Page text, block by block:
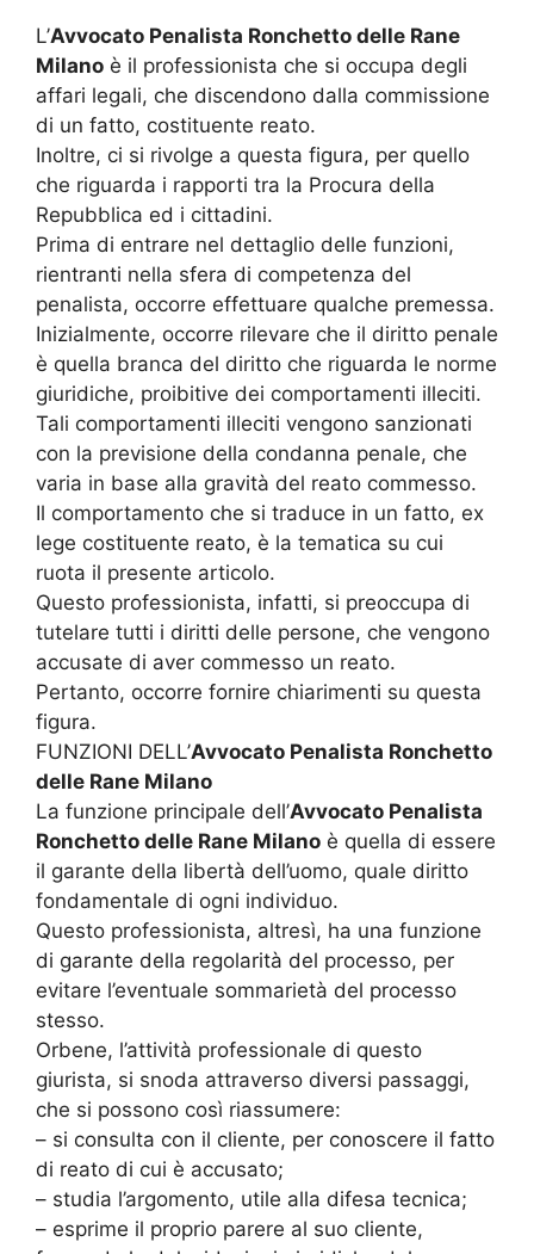
L’Avvocato Penalista Ronchetto delle Rane
Milano è il professionista che si occupa degli
affari legali, che discendono dalla commissione
di un fatto, costituente reato.
Inoltre, ci si rivolge a questa figura, per quello
che riguarda i rapporti tra la Procura della
Repubblica ed i cittadini.
Prima di entrare nel dettaglio delle funzioni,
rientranti nella sfera di competenza del
penalista, occorre effettuare qualche premessa.
Inizialmente, occorre rilevare che il diritto penale
è quella branca del diritto che riguarda le norme
giuridiche, proibitive dei comportamenti illeciti.
Tali comportamenti illeciti vengono sanzionati
con la previsione della condanna penale, che
varia in base alla gravità del reato commesso.
Il comportamento che si traduce in un fatto, ex
lege costituente reato, è la tematica su cui
ruota il presente articolo.
Questo professionista, infatti, si preoccupa di
tutelare tutti i diritti delle persone, che vengono
accusate di aver commesso un reato.
Pertanto, occorre fornire chiarimenti su questa
figura.
FUNZIONI DELL’Avvocato Penalista Ronchetto
delle Rane Milano
La funzione principale dell’Avvocato Penalista
Ronchetto delle Rane Milano è quella di essere
il garante della libertà dell’uomo, quale diritto
fondamentale di ogni individuo.
Questo professionista, altresì, ha una funzione
di garante della regolarità del processo, per
evitare l’eventuale sommarietà del processo
stesso.
Orbene, l’attività professionale di questo
giurista, si snoda attraverso diversi passaggi,
che si possono così riassumere:
– si consulta con il cliente, per conoscere il fatto
di reato di cui è accusato;
– studia l’argomento, utile alla difesa tecnica;
– esprime il proprio parere al suo cliente,